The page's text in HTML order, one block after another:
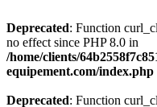
Deprecated: Function
no effect since PHP 8.0 in
/home/clients/
equipement.com/index.php
Deprecated: Function